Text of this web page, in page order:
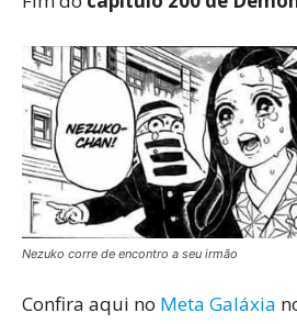
Nezuko corre de encontro a seu irmão
Confira aqui no Meta Galáxia